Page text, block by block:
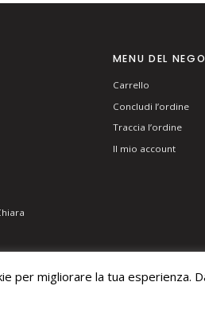
MENU DEL
Carrello
Concludi l’ordine
Traccia l’ordine
Il mio account
per migliorare la tua esperienza.